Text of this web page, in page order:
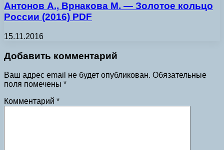
Антонов А., Врнакова М. — Золотое кольцо
России (2016) PDF
15.11.2016
Добавить комментарий
Ваш адрес email не будет опубликован. Обязательные
поля помечены *
Комментарий *